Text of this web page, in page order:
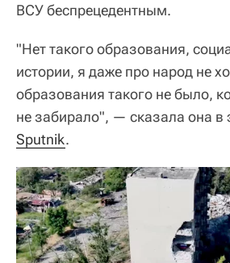
ВСУ беспрецедентным.
"Нет такого образования,
истории, я даже про народ не
образования такого не было,
не забирало", — сказала она в
Sputnik.